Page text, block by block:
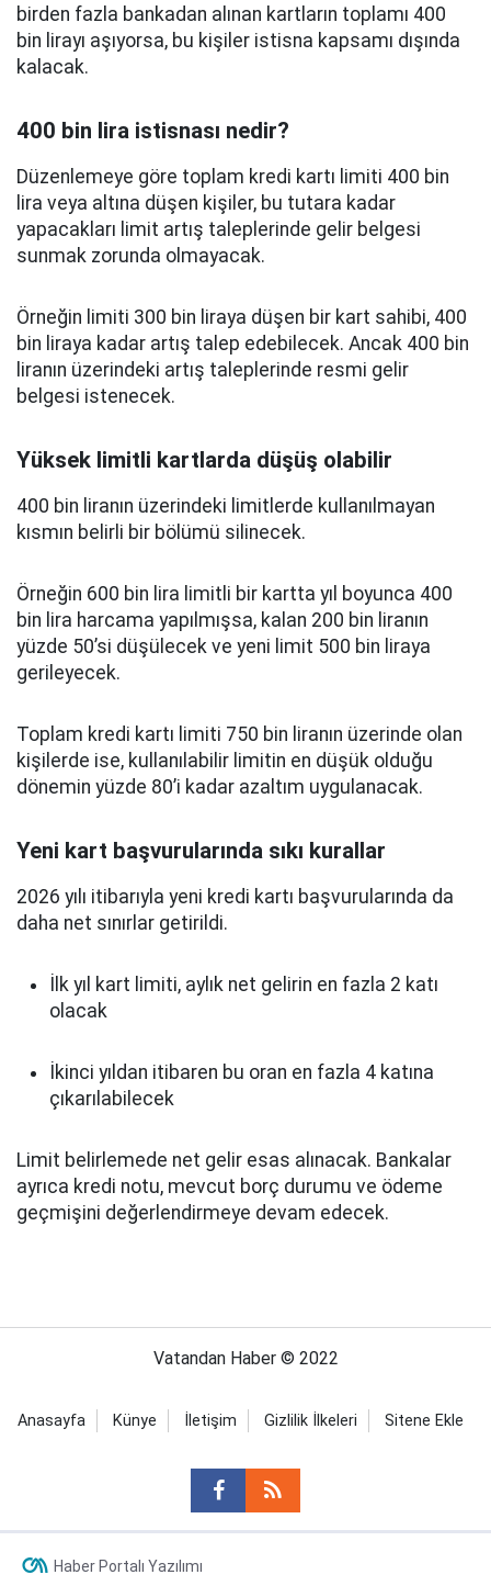
birden fazla bankadan alınan kartların toplamı 400
bin lirayı aşıyorsa, bu kişiler istisna kapsamı dışında
kalacak.
400 bin lira istisnası nedir?
Düzenlemeye göre toplam kredi kartı limiti 400 bin
lira veya altına düşen kişiler, bu tutara kadar
yapacakları limit artış taleplerinde gelir belgesi
sunmak zorunda olmayacak.
Örneğin limiti 300 bin liraya düşen bir kart sahibi, 400
bin liraya kadar artış talep edebilecek. Ancak 400 bin
liranın üzerindeki artış taleplerinde resmi gelir
belgesi istenecek.
Yüksek limitli kartlarda düşüş olabilir
400 bin liranın üzerindeki limitlerde kullanılmayan
kısmın belirli bir bölümü silinecek.
Örneğin 600 bin lira limitli bir kartta yıl boyunca 400
bin lira harcama yapılmışsa, kalan 200 bin liranın
yüzde 50’si düşülecek ve yeni limit 500 bin liraya
gerileyecek.
Toplam kredi kartı limiti 750 bin liranın üzerinde olan
kişilerde ise, kullanılabilir limitin en düşük olduğu
dönemin yüzde 80’i kadar azaltım uygulanacak.
Yeni kart başvurularında sıkı kurallar
2026 yılı itibarıyla yeni kredi kartı başvurularında da
daha net sınırlar getirildi.
İlk yıl kart limiti, aylık net gelirin en fazla 2 katı
olacak
İkinci yıldan itibaren bu oran en fazla 4 katına
çıkarılabilecek
Limit belirlemede net gelir esas alınacak. Bankalar
ayrıca kredi notu, mevcut borç durumu ve ödeme
geçmişini değerlendirmeye devam edecek.
Vatandan Haber © 2022
Anasayfa Künye İletişim Gizlilik İlkeleri Sitene Ekle
Haber Portalı Yazılımı